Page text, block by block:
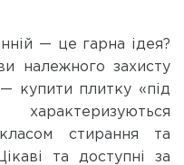
— це гарна ідея?
належного захисту
купити плитку «під
стирання та
та доступні за